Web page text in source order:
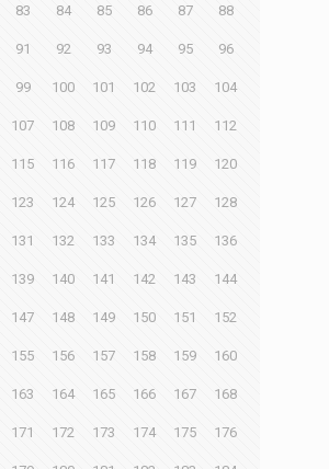
83 84 85 86 87 88
91 92 93 94 95 96
99 100 101 102 103 104
107 108 109 110 111 112
115 116 117 118 119 120
123 124 125 126 127 128
131 132 133 134 135 136
139 140 141 142 143 144
147 148 149 150 151 152
155 156 157 158 159 160
163 164 165 166 167 168
171 172 173 174 175 176